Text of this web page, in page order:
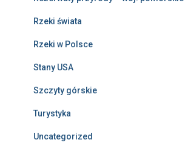
Rzeki świata
Rzeki w Polsce
Stany USA
Szczyty górskie
Turystyka
Uncategorized